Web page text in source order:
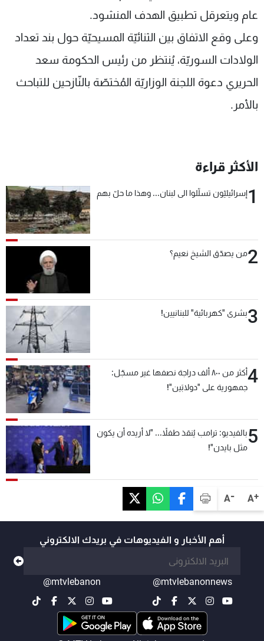
A+
A-
عام ويتعرقل تطبيق الهدف المنشود.
وعلى وقع الاتفاق بين الثنائيّة المسيحيّة حول بند تعداد
الولادات السوريّة، يُنتظر من رئيس الحكومة سعد
الحريري دعوة اللجنة الوزاريّة المُختصّة بالنّازحين للتباحث
بالأمر.
الأكثر قراءة
1إسرائيليّون تسلّلوا الى لبنان... وهذا ما حلّ بهم
2من يصدّق الشيخ نعيم؟
3بشرى "كهربائية" للبنانيين!
4
أكثر من ٨٠٠ ألف دراجة نصفها غير مسجّل:
جمهورية على "دولابَين"!
5بالفيديو: ترامب يُنقذ طفلاً... "لا أريده أن يكون
مثل بايدن"!
أهم الأخبار و الفيديوهات في بريدك الالكتروني
@mtvlebanonnews
@mtvlebanon